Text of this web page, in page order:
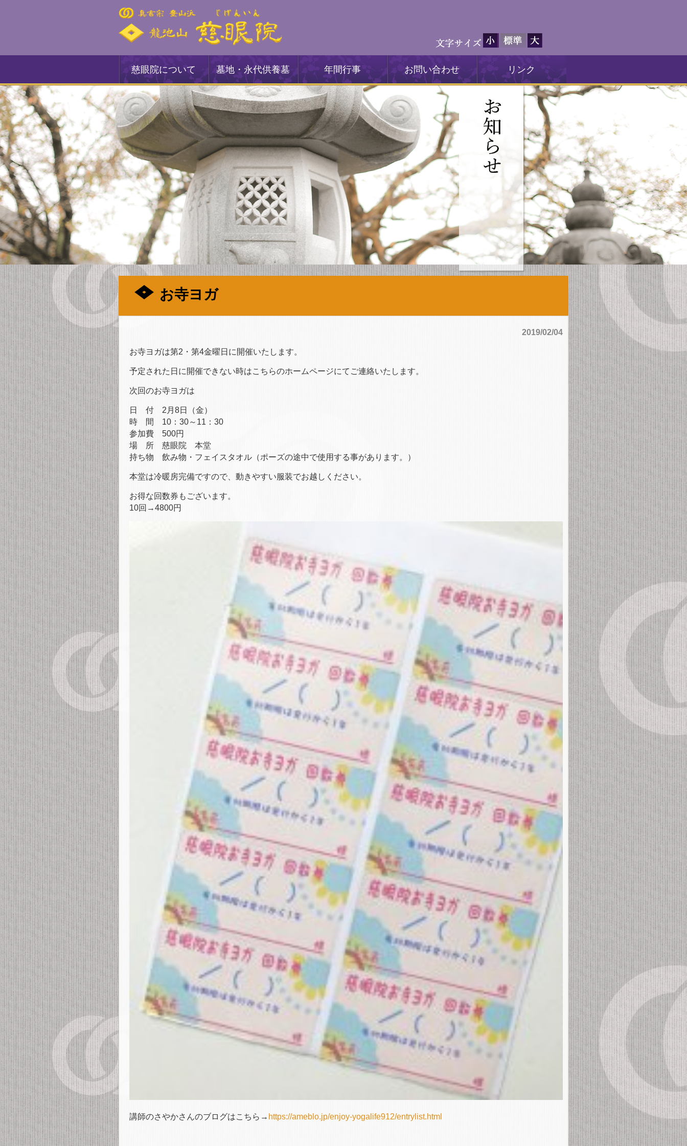
慈眼院について 墓地・永代供養墓 年間行事 お問い合わせ リンク
お寺ヨガ
2019/02/04
お寺ヨガは第2・第4金曜日に開催いたします。
予定された日に開催できない時はこちらのホームページにてご連絡いたします。
次回のお寺ヨガは
日 付 2月8日（金）
時 間 10：30～11：30
参加費 500円
場 所 慈眼院 本堂
持ち物 飲み物・フェイスタオル（ポーズの途中で使用する事があります。）
本堂は冷暖房完備ですので、動きやすい服装でお越しください。
お得な回数券もございます。
10回→4800円
講師のさやかさんのブログはこちら→ https://ameblo.jp/enjoy-yogalife912/entrylist.html